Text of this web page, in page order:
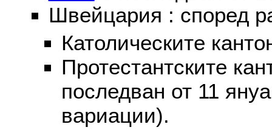
Швейцария : според
Католическите
Протестантските
последван от 11
вариации).